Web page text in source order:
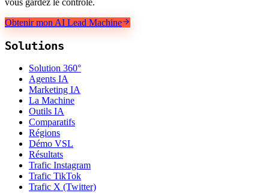
Obtenir mon AI Lead Machine
Solutions
Solution 360°
Agents IA
Marketing IA
La Machine
Outils IA
Comparatifs
Régions
Démo VSL
Résultats
Trafic Instagram
Trafic TikTok
Trafic X (Twitter)